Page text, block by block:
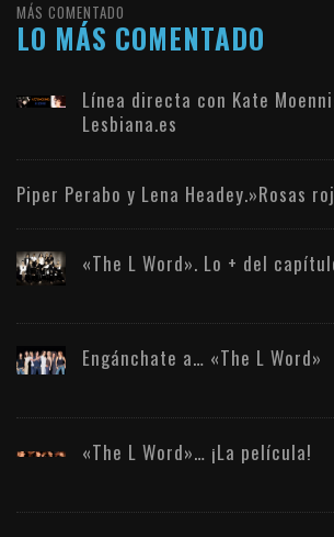
MÁS COMENTADO
LO MÁS COMENTADO
Línea directa con Kate
Lesbiana.es
Piper Perabo y Lena Headey.»Rosas
«The L Word». Lo + del
Engánchate a… «The L Word»
«The L Word»… ¡La película!